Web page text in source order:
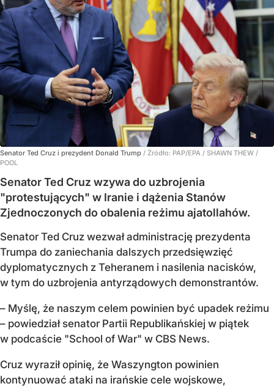
Senator Ted Cruz i prezydent Donald Trump / Źródło: PAP/EPA / SHAWN THEW /
POOL
Senator Ted Cruz wzywa do uzbrojenia
"protestujących" w Iranie i dążenia Stanów
Zjednoczonych do obalenia reżimu ajatollahów.
Senator Ted Cruz wezwał administrację prezydenta
Trumpa do zaniechania dalszych przedsięwzięć
dyplomatycznych z Teheranem i nasilenia nacisków,
w tym do uzbrojenia antyrządowych demonstrantów.
– Myślę, że naszym celem powinien być upadek reżimu
– powiedział senator Partii Republikańskiej w piątek
w podcaście "School of War" w CBS News.
Cruz wyraził opinię, że Waszyngton powinien
kontynuować ataki na irańskie cele wojskowe,